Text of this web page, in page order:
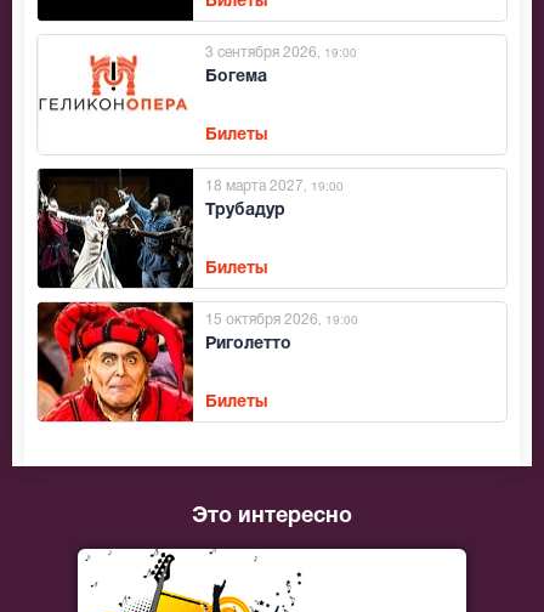
Богема
3 сентября 2026 , 19:00
Билеты
Трубадур
18 марта 2027 , 19:00
Билеты
Риголетто
15 октября 2026 , 19:00
Билеты
Это интересно